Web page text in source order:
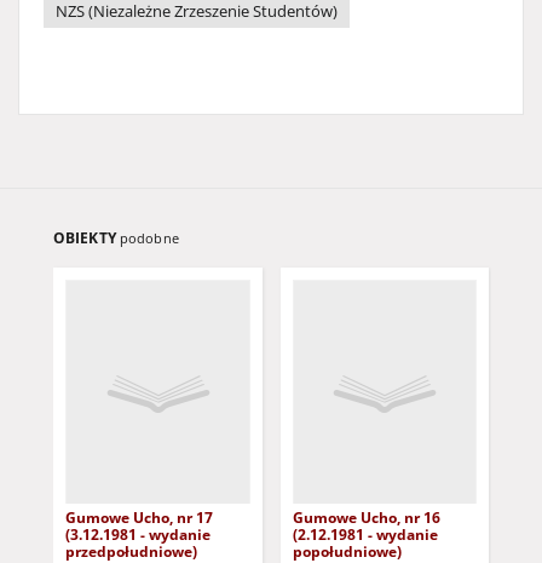
NZS (Niezależne Zrzeszenie Studentów)
OBIEKTY podobne
Gumowe Ucho, nr 17
(3.12.1981 - wydanie
przedpołudniowe)
Gumowe Ucho, nr 16
(2.12.1981 - wydanie
popołudniowe)